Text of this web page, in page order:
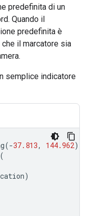
predefinita di un
Quando il
predefinita è
il marcatore sia
semplice indicatore
(-37.813, 144.962)
(
)